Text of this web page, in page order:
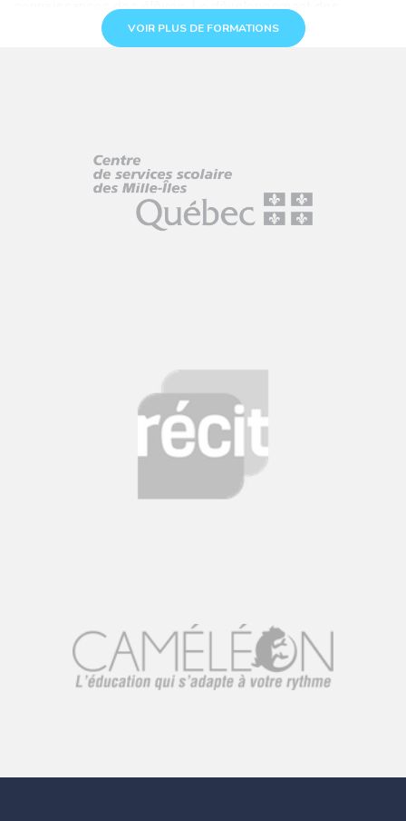
connaissances des élèves. Le développement des
technologies a donné lieu à la création de plusieurs outils
numériques comme Socrative ou Kahoot qui permettent de
La classe inversée
Publié par Mélissa Bricault
Quels sont les avantages et les défis du concept de la
classe inversée? Cette philosophie responsabilise-t-elle
vraiment l'élève face à son apprentissage? Est-il plus
astuces pour implanter cette pédagogie. De plus, des
témoignages ins...
VOIR PLUS DE FORMATIONS